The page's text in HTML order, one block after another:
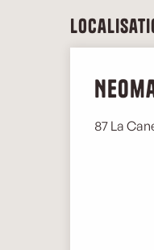
87 La